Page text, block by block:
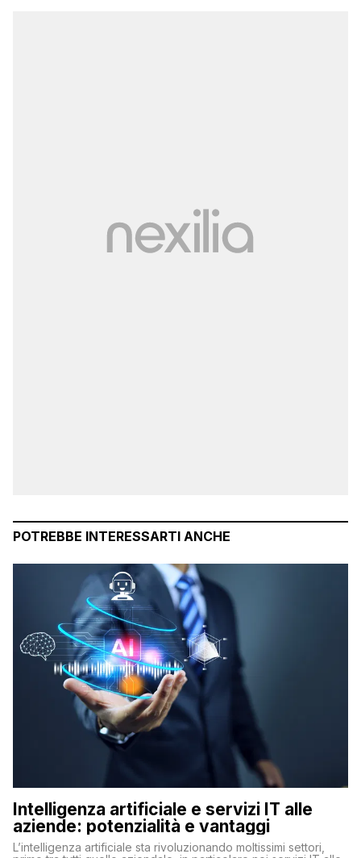
POTREBBE INTERESSARTI ANCHE
Intelligenza artificiale e servizi IT alle
aziende: potenzialità e vantaggi
L’intelligenza artificiale sta rivoluzionando moltissimi settori,